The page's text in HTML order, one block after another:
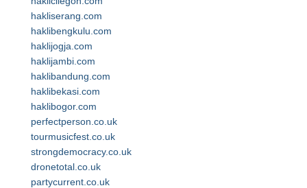
hakliserang.com
haklibengkulu.com
haklijogja.com
haklijambi.com
haklibandung.com
haklibekasi.com
haklibogor.com
perfectperson.co.uk
tourmusicfest.co.uk
strongdemocracy.co.uk
dronetotal.co.uk
partycurrent.co.uk